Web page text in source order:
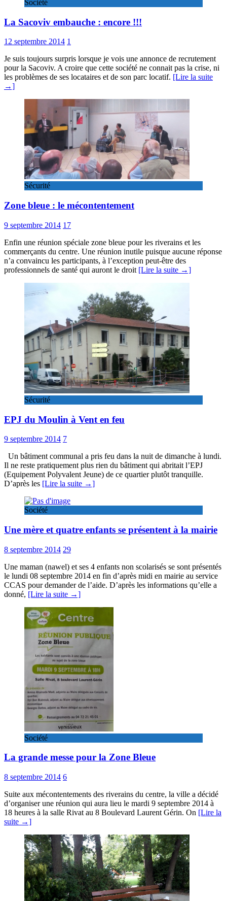
Société
La Sacoviv embauche : encore !!!
12 septembre 2014 1
Je suis toujours surpris lorsque je vois une annonce de recrutement
pour la Sacoviv. A croire que cette société ne connait pas la crise, ni
les problèmes de ses locataires et de son parc locatif. [Lire la suite
→]
Sécurité
Zone bleue : le mécontentement
9 septembre 2014 17
Enfin une réunion spéciale zone bleue pour les riverains et les
commerçants du centre. Une réunion inutile puisque aucune réponse
n’a convaincu les participants, à l’exception peut-être des
professionnels de santé qui auront le droit [Lire la suite →]
Sécurité
EPJ du Moulin à Vent en feu
9 septembre 2014 7
Un bâtiment communal a pris feu dans la nuit de dimanche à lundi.
Il ne reste pratiquement plus rien du bâtiment qui abritait l’EPJ
(Equipement Polyvalent Jeune) de ce quartier plutôt tranquille.
D’après les [Lire la suite →]
Société
Une mère et quatre enfants se présentent à la mairie
8 septembre 2014 29
Une maman (nawel) et ses 4 enfants non scolarisés se sont présentés
le lundi 08 septembre 2014 en fin d’après midi en mairie au service
CCAS pour demander de l’aide. D’après les informations qu’elle a
donné, [Lire la suite →]
Société
La grande messe pour la Zone Bleue
8 septembre 2014 6
Suite aux mécontentements des riverains du centre, la ville a décidé
d’organiser une réunion qui aura lieu le mardi 9 septembre 2014 à
18 heures à la salle Rivat au 8 Boulevard Laurent Gérin. On [Lire la
suite →]